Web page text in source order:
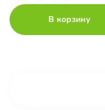
В корзину